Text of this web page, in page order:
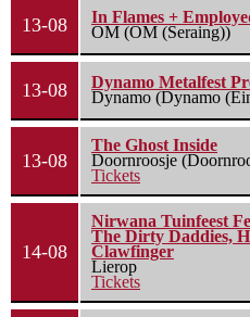
13-08
In Flames +
OM (OM (Seraing))
13-08
Dynamo Metalfest
Dynamo (Dynamo
13-08
The Ghost Inside
Doornroosje
Tickets
14-08
Nirwana Tuinfeest
The Dirty Daddies,
Clawfinger
Lierop
Tickets